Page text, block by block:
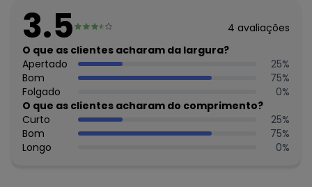
Feito: Brasil
Cuidados para conservação do produto: ¿ Lavar no ciclo
suave, em até 30°C.
¿ Alvejante: Não usar alvejantes a base de cloro.
¿ Secar em baixa temperatura ou no varal à sombra.
¿ Passar em temperatura média.
¿ Não lavar à seco.
Observação: Tomara que Caia
- Decote Reto
Tecido: RIBANA 2X1
3.5 4 avaliações
O que as clientes acharam da largura?
Apertado
25%
Bom
75%
Folgado
0%
O que as clientes acharam do comprimento?
Curto
25%
Bom
75%
Longo
0%